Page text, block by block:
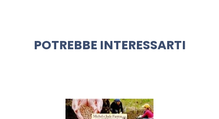
POTREBBE INTERESSARTI